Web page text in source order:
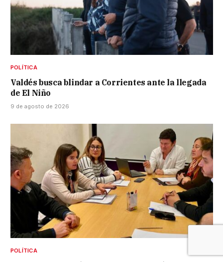
POLÍTICA
Valdés busca blindar a Corrientes ante la llegada
de El Niño
9 de agosto de 2026
POLÍTICA